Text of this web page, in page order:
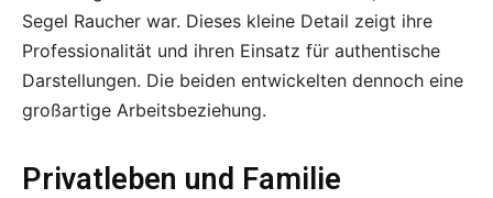
Segel Raucher war. Dieses kleine Detail zeigt ihre
Professionalität und ihren Einsatz für authentische
Darstellungen. Die beiden entwickelten dennoch eine
großartige Arbeitsbeziehung.
Privatleben und Familie